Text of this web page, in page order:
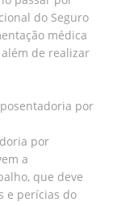
do Seguro
médica
de realizar
por
por
a
que deve
e perícias do